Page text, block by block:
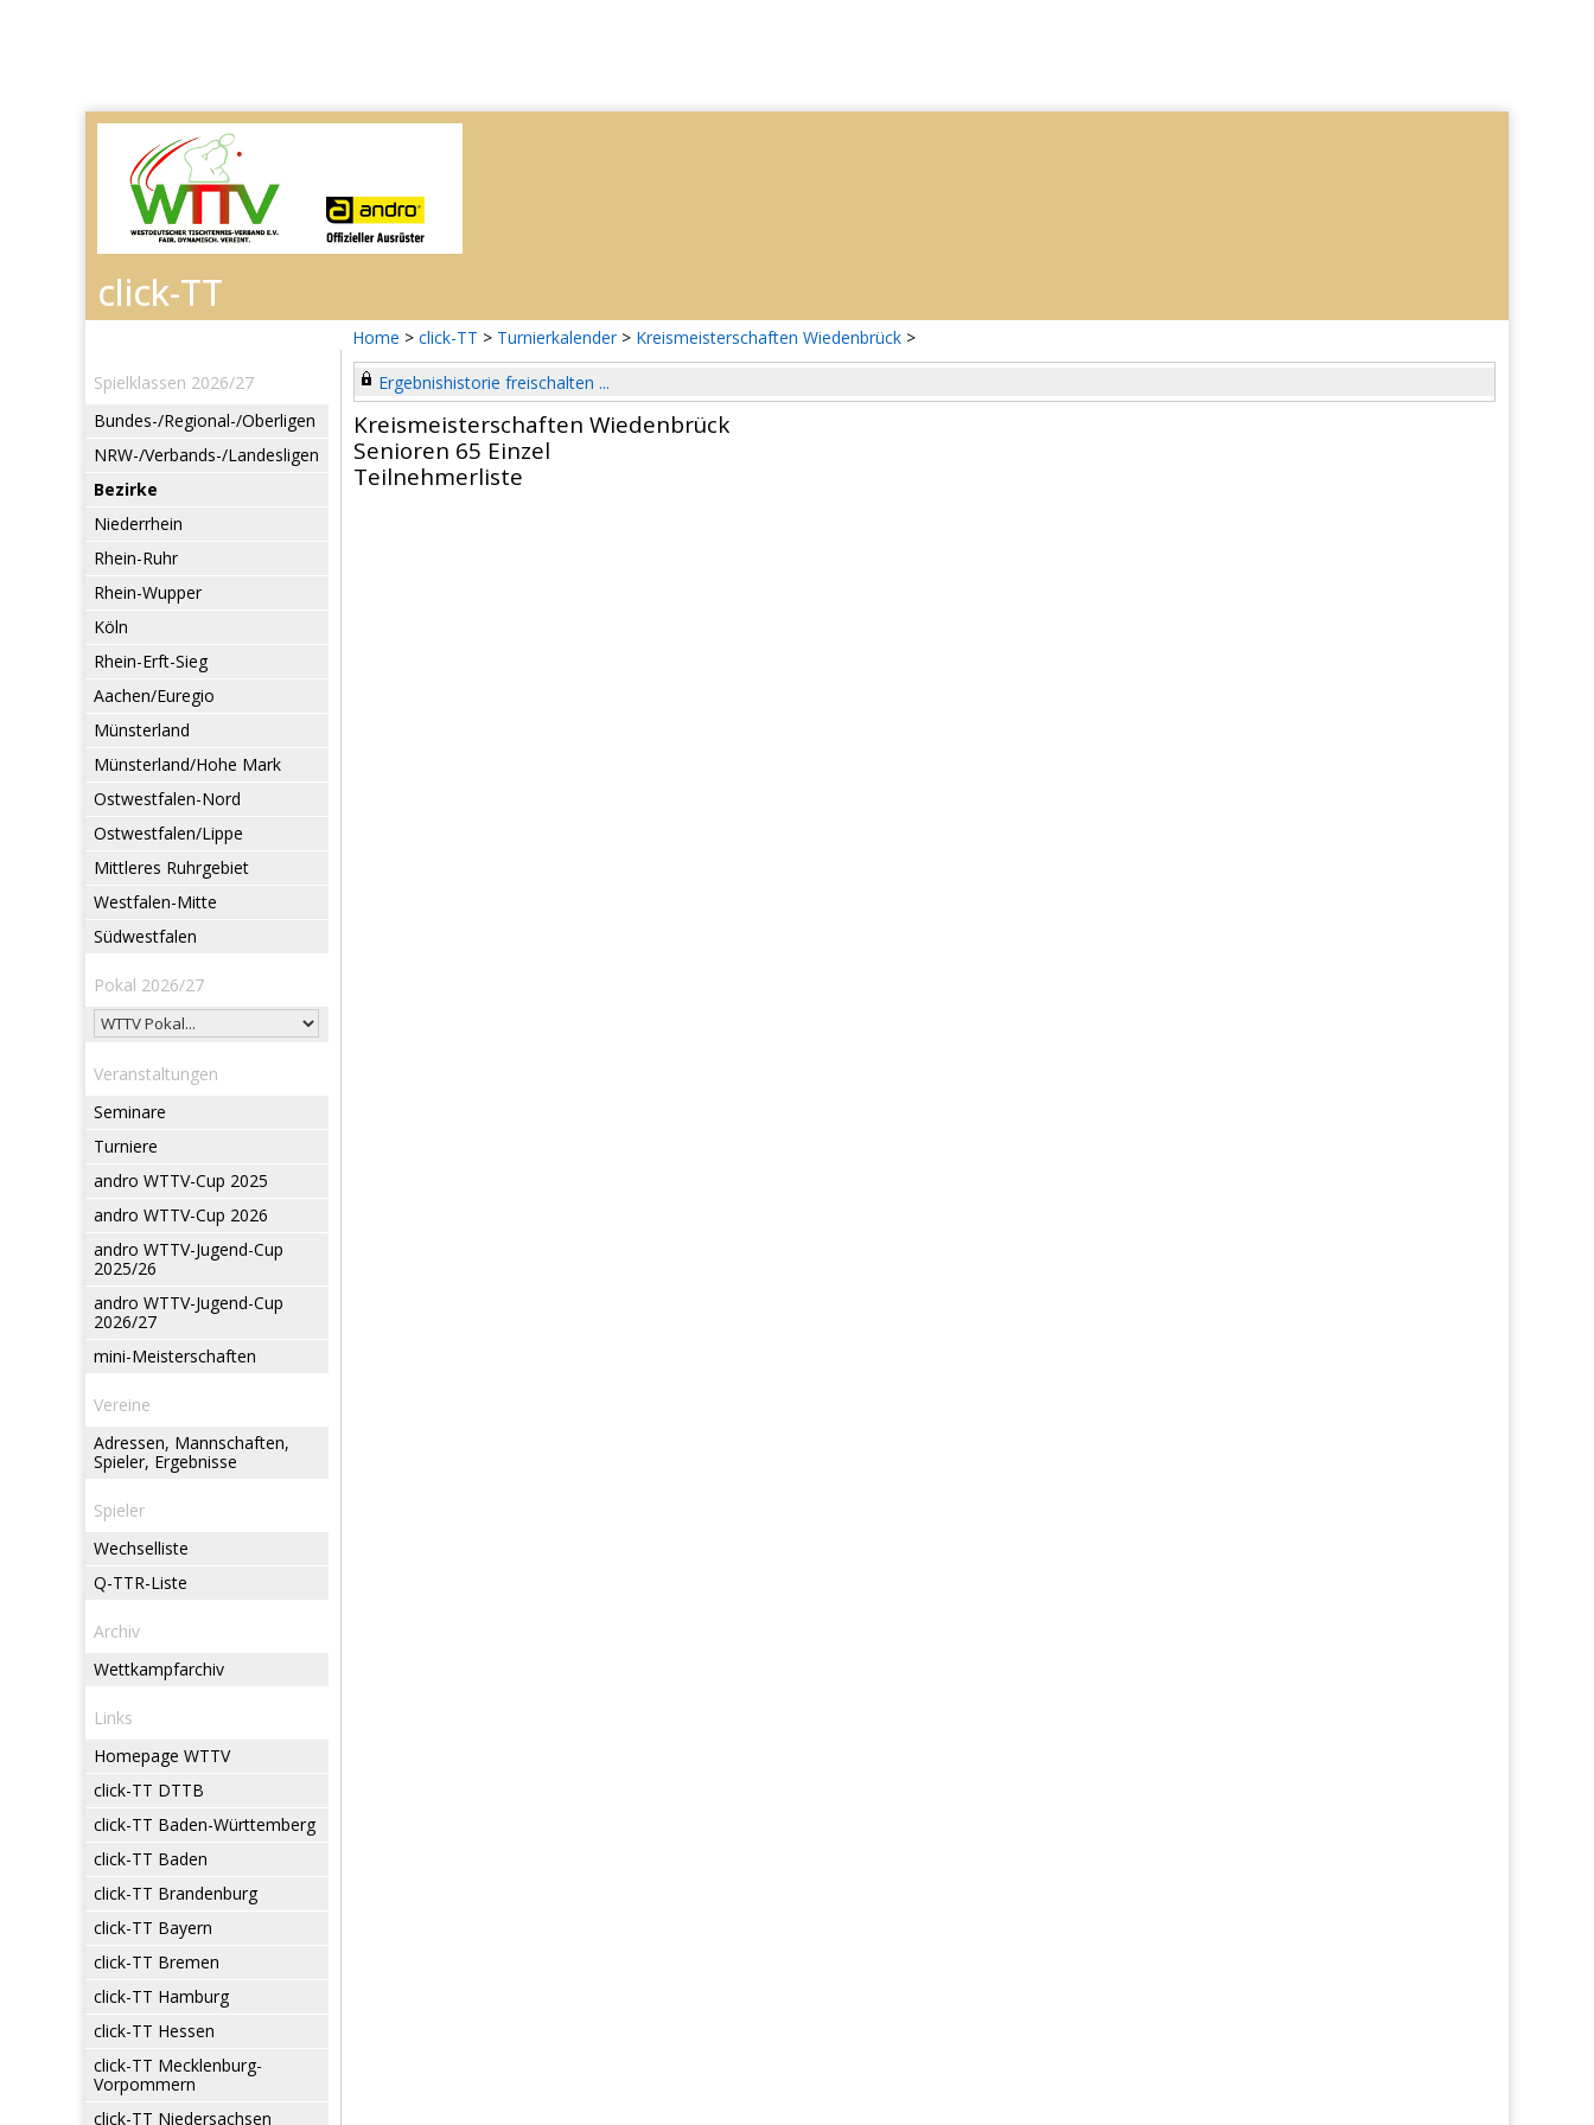
Home > click-TT > Turnierkalender > Kreismeisterschaften Wiedenbrück >
Spielklassen 2026/27
Bundes-/Regional-/Oberligen
NRW-/Verbands-/Landesligen
Bezirke
Niederrhein
Rhein-Ruhr
Rhein-Wupper
Köln
Rhein-Erft-Sieg
Aachen/Euregio
Münsterland
Münsterland/Hohe Mark
Ostwestfalen-Nord
Ostwestfalen/Lippe
Mittleres Ruhrgebiet
Westfalen-Mitte
Südwestfalen
Pokal 2026/27
Veranstaltungen
Seminare
Turniere
andro WTTV-Cup 2025
andro WTTV-Cup 2026
andro WTTV-Jugend-Cup
2025/26
andro WTTV-Jugend-Cup
2026/27
mini-Meisterschaften
Vereine
Adressen, Mannschaften,
Spieler, Ergebnisse
Spieler
Wechselliste
Q-TTR-Liste
Archiv
Wettkampfarchiv
Links
Homepage WTTV
click-TT DTTB
click-TT Baden-Württemberg
click-TT Baden
click-TT Brandenburg
click-TT Bayern
click-TT Bremen
click-TT Hamburg
click-TT Hessen
click-TT Mecklenburg-
Vorpommern
click-TT Niedersachsen
Ergebnishistorie freischalten ...
Kreismeisterschaften Wiedenbrück
Senioren 65 Einzel
Teilnehmerliste